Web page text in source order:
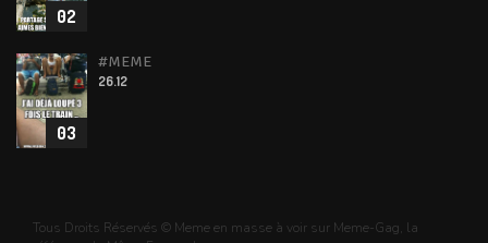
02
03
#MEME
26.12
Tous Droits Réservés © Meme en masse à voir sur Meme-Gag, la